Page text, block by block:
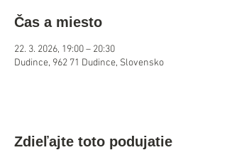
Čas a miesto
22. 3. 2026, 19:00 – 20:30
Dudince, 962 71 Dudince, Slovensko
Zdieľajte toto podujatie